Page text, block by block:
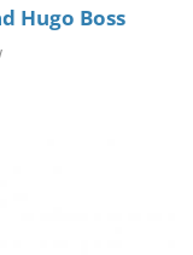
Hugo Boss